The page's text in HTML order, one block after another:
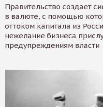
Правительство создает
в валюте, с помощью
оттоком капитала из
нежелание бизнеса
предупреждениям власти